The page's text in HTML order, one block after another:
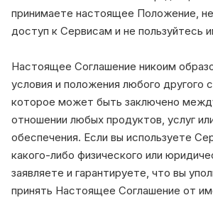
принимаете настоящее Положение,
доступ к Сервисам и не пользуйтесь
Настоящее Соглашение никоим
условия и положения любого другого
которое может быть заключено
отношении любых продуктов, услуг
обеспечения. Если вы используете
какого-либо физического или
заявляете и гарантируете, что вы
принять Настоящее Соглашение от